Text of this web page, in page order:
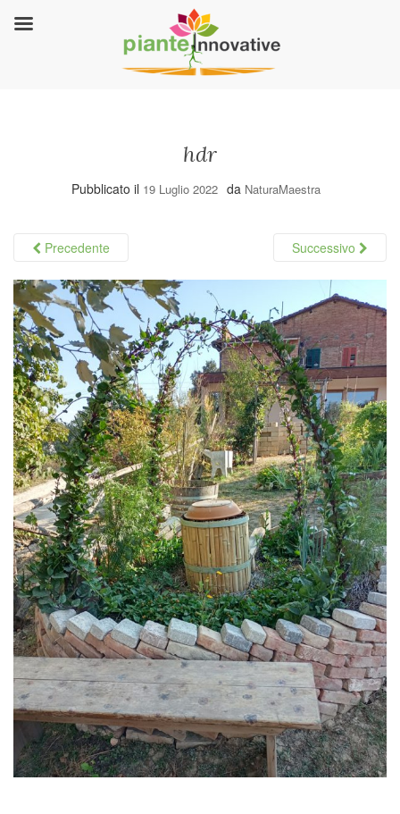
hdr
Pubblicato il 19 Luglio 2022 da NaturaMaestra
Precedente Successivo